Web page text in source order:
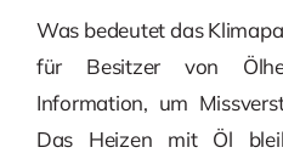
Was bedeutet das
für Besitzer von
Information, um
Das Heizen mit Öl